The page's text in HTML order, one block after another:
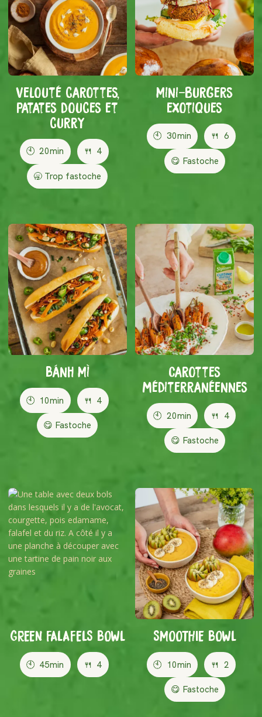
Velouté carottes,
patates douces et
curry
🕙 20min 🍴 4
🥱 Trop fastoche
Mini-burgers
exotiques
🕙 30min 🍴 6
😋 Fastoche
Bánh Mì
🕙 10min 🍴 4
😋 Fastoche
Carottes
méditerranéennes
🕙 20min 🍴 4
😋 Fastoche
GREEN FALAFELS BOWL
🕙 45min 🍴 4
SMOOTHIE BOWL
🕙 10min 🍴 2
😋 Fastoche